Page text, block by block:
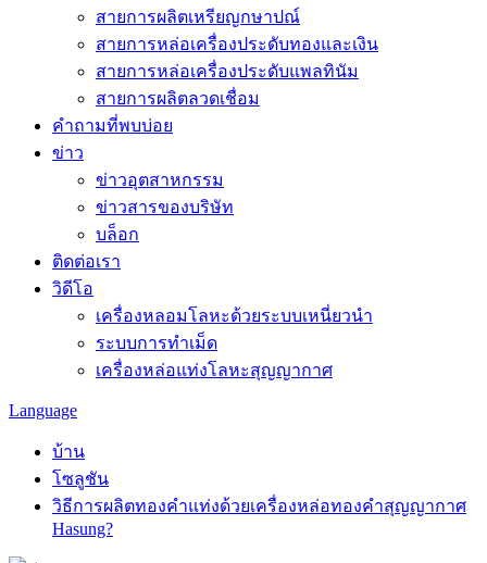
สายการผลิตเหรียญกษาปณ์
สายการหล่อเครื่องประดับทองและเงิน
สายการหล่อเครื่องประดับแพลทินัม
สายการผลิตลวดเชื่อม
คำถามที่พบบ่อย
ข่าว
ข่าวอุตสาหกรรม
ข่าวสารของบริษัท
บล็อก
ติดต่อเรา
วิดีโอ
เครื่องหลอมโลหะด้วยระบบเหนี่ยวนำ
ระบบการทำเม็ด
เครื่องหล่อแท่งโลหะสุญญากาศ
Language
บ้าน
โซลูชัน
วิธีการผลิตทองคำแท่งด้วยเครื่องหล่อทองคำสุญญากาศ
Hasung?